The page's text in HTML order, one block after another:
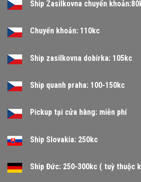
Ship Zasilkovna chuyển
Chuyển khoản: 110kc
Ship zasilkovna dobirka: 105kc
Ship quanh praha: 100-150kc
Pickup tại cửa hàng: miễn phí
Ship Slovakia: 250kc
Ship Đức: 250-300kc ( tuỳ thuộc